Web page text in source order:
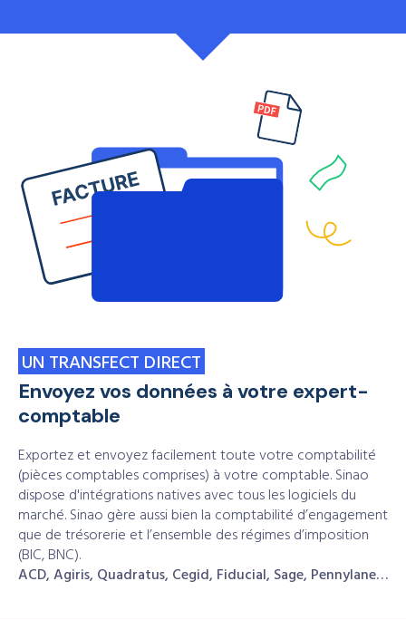
UN TRANSFECT DIRECT
Envoyez vos données à votre expert-
comptable
Exportez et envoyez facilement toute votre comptabilité
(pièces comptables comprises) à votre comptable. Sinao
dispose d'intégrations natives avec tous les logiciels du
marché. Sinao gère aussi bien la comptabilité d’engagement
que de trésorerie et l’ensemble des régimes d’imposition
(BIC, BNC).
ACD, Agiris, Quadratus, Cegid, Fiducial, Sage, Pennylane…